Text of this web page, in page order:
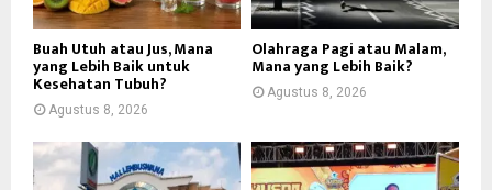
Buah Utuh atau Jus, Mana
yang Lebih Baik untuk
Kesehatan Tubuh?
Agustus 8, 2026
Olahraga Pagi atau Malam,
Mana yang Lebih Baik?
Agustus 8, 2026